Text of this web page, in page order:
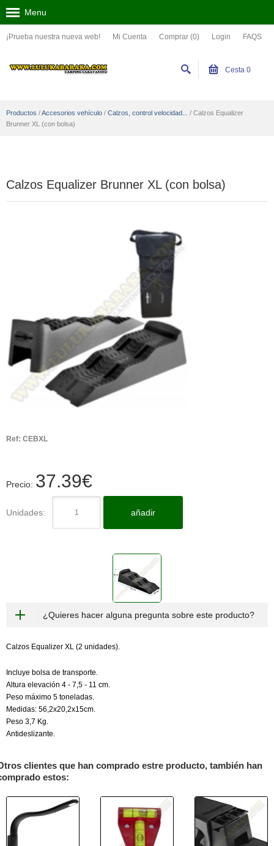
¡Prueba nuestra nueva web! Mi Cuenta Comprar (0) Login FAQS
Menu
Cesta 0
Productos /Accesorios vehículo / Calzos, control velocidad... / Calzos Equalizer
Brunner XL (con bolsa)
Calzos Equalizer Brunner XL (con bolsa)
Ref: CEBXL
Precio: 37.39€
Unidades: añadir
¿Quieres hacer alguna pregunta sobre este producto?
Calzos Equalizer XL (2 unidades).
Incluye bolsa de transporte.
Altura elevación 4 - 7,5 - 11 cm.
Peso máximo 5 toneladas.
Medidas: 56,2x20,2x15cm.
Peso 3,7 Kg.
Antideslizante.
clientes que han comprado estre producto, también han
estos: